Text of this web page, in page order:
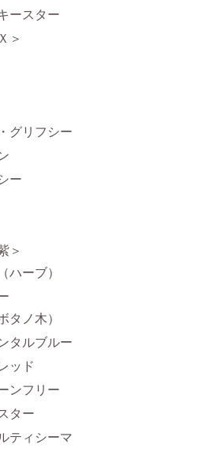
ースター
＞
グリフシー
ー
＞
ハーブ）
タノ木）
タルブルー
ッド
ンフリー
ター
ティシーマ